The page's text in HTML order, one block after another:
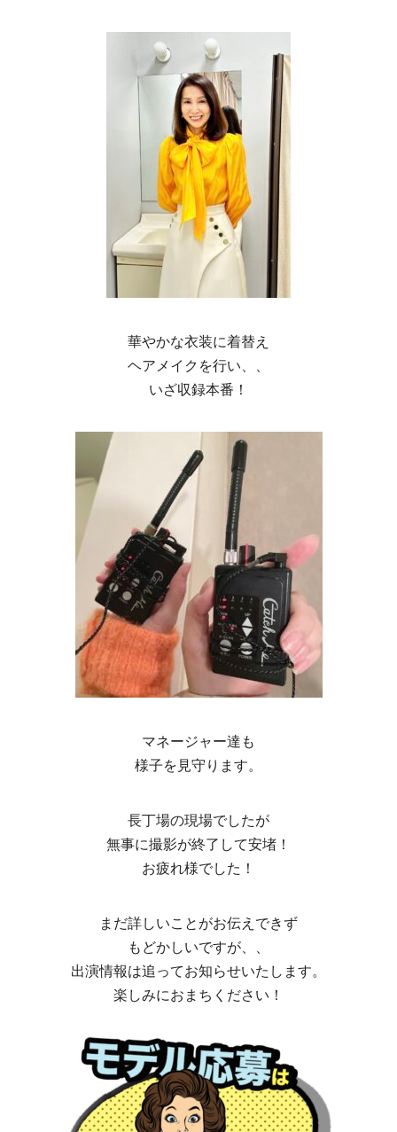
華やかな衣装に着替え
ヘアメイクを行い、、
いざ収録本番！
マネージャー達も
様子を見守ります。
長丁場の現場でしたが
無事に撮影が終了して安堵！
お疲れ様でした！
まだ詳しいことがお伝えできず
もどかしいですが、、
出演情報は追ってお知らせいたします。
楽しみにおまちください！